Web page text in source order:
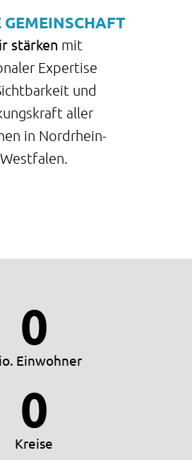
GEMEINSCHAFT
stärken mit
Expertise
und
aller
in Nordrhein-
Westfalen.
Einwohner
0
Kreise
0